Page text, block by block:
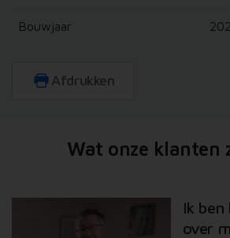
Bouwjaar
Afdrukken
Wat onze klanten
Ik ben
over